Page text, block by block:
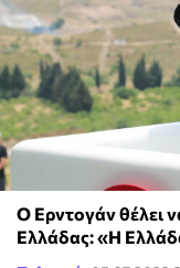
Ο Ερντογάν θέλει
Ελλάδας: «Η Ελλάδα